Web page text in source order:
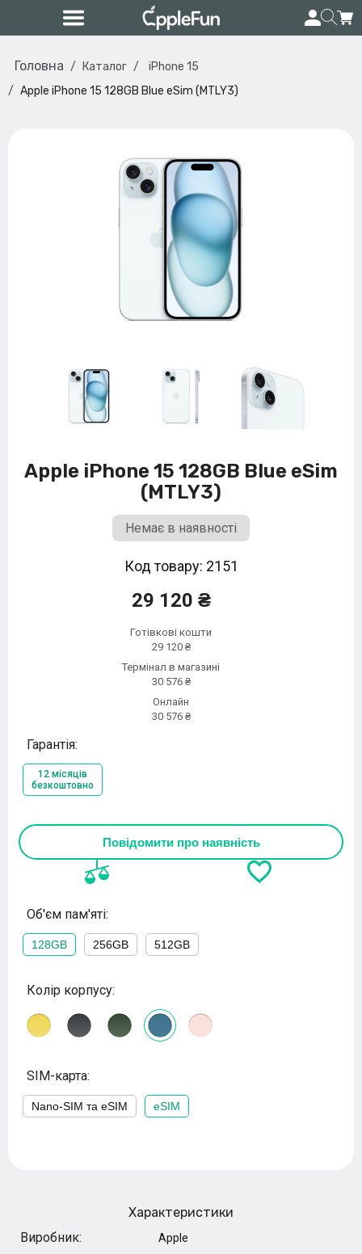
Головна Каталог
iPhone 15
Apple iPhone 15 128GB Blue eSim (MTLY3)
Apple iPhone 15 128GB Blue eSim
(MTLY3)
Немає в наявності
Код товару: 2151
29 120 ₴
Готівкові кошти
29 120 ₴
Термінал в магазині
30 576 ₴
Онлайн
30 576 ₴
Гарантія:
12 місяців
безкоштовно
Повідомити про наявність
Об'єм пам'яті:
128GB 256GB 512GB
Колір корпусу:
SIM-карта:
Nano-SIM та eSIM eSIM
Характеристики
Виробник:
Apple